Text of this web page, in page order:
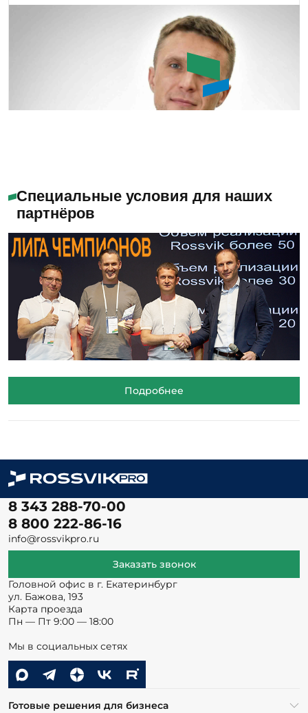
Специальные условия для наших
партнёров
Подробнее
8 343 288-70-00
8 800 222-86-16
info@rossvikpro.ru
Заказать звонок
Головной офис в г. Екатеринбург
ул. Бажова, 193
Карта проезда
Пн — Пт 9:00 — 18:00
Мы в социальных сетях
Готовые решения для бизнеса